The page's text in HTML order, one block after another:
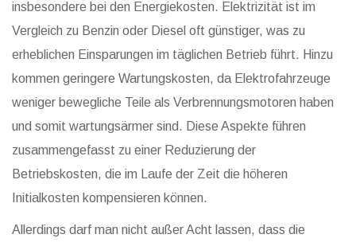
insbesondere bei den Energiekosten. Elektrizität ist im
Vergleich zu Benzin oder Diesel oft günstiger, was zu
erheblichen Einsparungen im täglichen Betrieb führt. Hinzu
kommen geringere Wartungskosten, da Elektrofahrzeuge
weniger bewegliche Teile als Verbrennungsmotoren haben
und somit wartungsärmer sind. Diese Aspekte führen
zusammengefasst zu einer Reduzierung der
Betriebskosten, die im Laufe der Zeit die höheren
Initialkosten kompensieren können.
Allerdings darf man nicht außer Acht lassen, dass die